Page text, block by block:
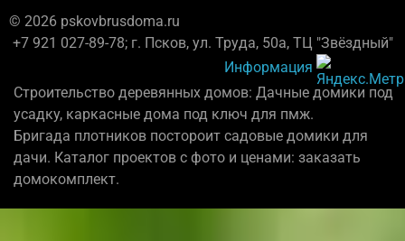
© 2026 pskovbrusdoma.ru
+7 921 027-89-78; г. Псков, ул. Труда, 50а, ТЦ "Звёздный"
Информация
Строительство деревянных домов: Дачные домики под
усадку, каркасные дома под ключ для пмж.
Бригада плотников постороит садовые домики для
дачи. Каталог проектов с фото и ценами: заказать
домокомплект.